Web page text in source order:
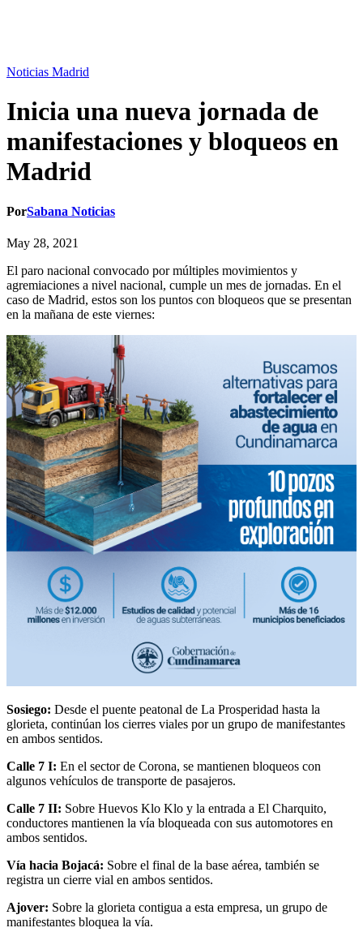
Noticias Madrid
Inicia una nueva jornada de
manifestaciones y bloqueos en
Madrid
PorSabana Noticias
May 28, 2021
El paro nacional convocado por múltiples movimientos y
agremiaciones a nivel nacional, cumple un mes de jornadas. En el
caso de Madrid, estos son los puntos con bloqueos que se presentan
en la mañana de este viernes:
Sosiego: Desde el puente peatonal de La Prosperidad hasta la
glorieta, continúan los cierres viales por un grupo de manifestantes
en ambos sentidos.
Calle 7 I: En el sector de Corona, se mantienen bloqueos con
algunos vehículos de transporte de pasajeros.
Calle 7 II: Sobre Huevos Klo Klo y la entrada a El Charquito,
conductores mantienen la vía bloqueada con sus automotores en
ambos sentidos.
Vía hacia Bojacá: Sobre el final de la base aérea, también se
registra un cierre vial en ambos sentidos.
Ajover: Sobre la glorieta contigua a esta empresa, un grupo de
manifestantes bloquea la vía.